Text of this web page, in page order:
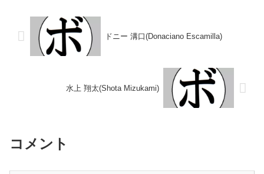
ドニー 溝口(Donaciano Escamilla)
水上 翔太(Shota Mizukami)
コメント